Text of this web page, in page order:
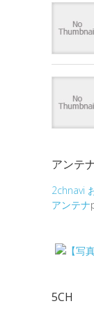
アンテ
2chnavi
アンテナ
5CH